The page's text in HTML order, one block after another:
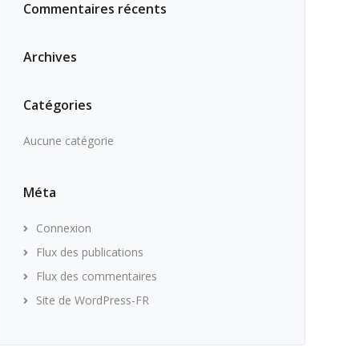
Commentaires récents
Archives
Catégories
Aucune catégorie
Méta
Connexion
Flux des publications
Flux des commentaires
Site de WordPress-FR